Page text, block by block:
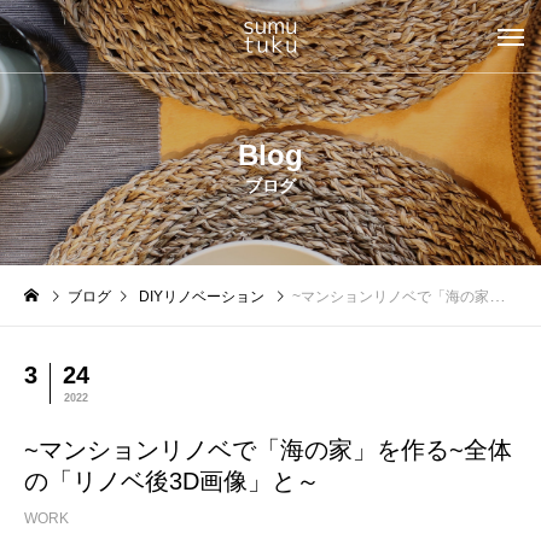
Blog
ブログ
ブログ DIYリノベーション ~マンションリノベで「海の家」を作る~全体の「リノベ後3D画像」と～
3 24
2022
~マンションリノベで「海の家」を作る~全体
の「リノベ後3D画像」と～
WORK